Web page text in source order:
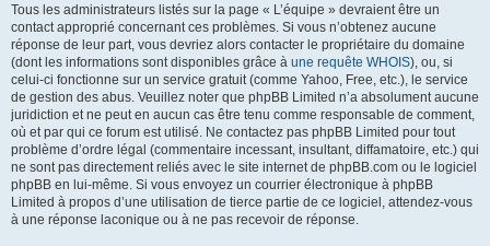
Tous les administrateurs listés sur la page « L’équipe » devraient être un
contact approprié concernant ces problèmes. Si vous n’obtenez aucune
réponse de leur part, vous devriez alors contacter le propriétaire du domaine
(dont les informations sont disponibles grâce à une requête WHOIS), ou, si
celui-ci fonctionne sur un service gratuit (comme Yahoo, Free, etc.), le service
de gestion des abus. Veuillez noter que phpBB Limited n’a absolument aucune
juridiction et ne peut en aucun cas être tenu comme responsable de comment,
où et par qui ce forum est utilisé. Ne contactez pas phpBB Limited pour tout
problème d’ordre légal (commentaire incessant, insultant, diffamatoire, etc.) qui
ne sont pas directement reliés avec le site internet de phpBB.com ou le logiciel
phpBB en lui-même. Si vous envoyez un courrier électronique à phpBB
Limited à propos d’une utilisation de tierce partie de ce logiciel, attendez-vous
à une réponse laconique ou à ne pas recevoir de réponse.